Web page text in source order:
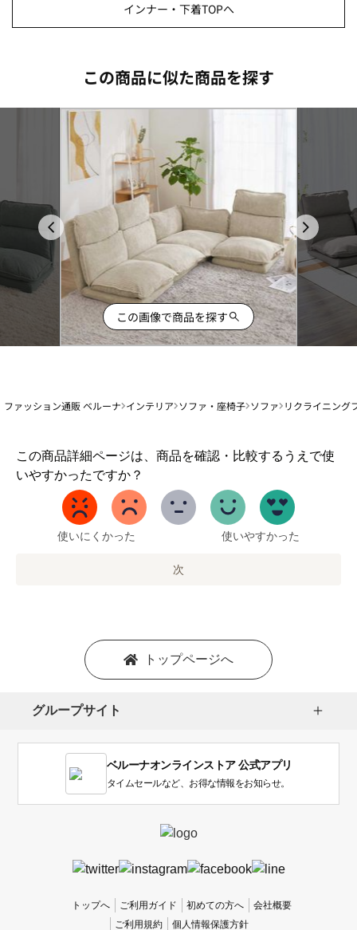
インナー・下着TOPへ
この商品に似た商品を探す
この画像で商品を探す
ファッション通販 ベルーナ インテリア ソファ・座椅子 ソファ リクライニング
この商品詳細ページは、商品を確認・比較するうえで使
いやすかったですか？
1
か
い
使いにくかった 使いやすかった
次
トップページへ
グループサイト
ベルーナオンラインストア 公式アプリ
タイムセールなど、お得な情報をお知らせ。
トップへ ご利用ガイド 初めての方へ
会社概要
ご利用規約
個人情報保護方針